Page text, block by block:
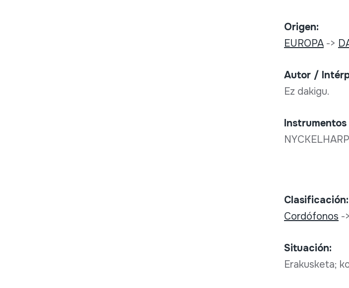
Origen:
EUROPA->
Autor /
Ez dakigu.
Instrumentos
Clasificación:
Cordófonos ->
Situación:
Erakusketa;